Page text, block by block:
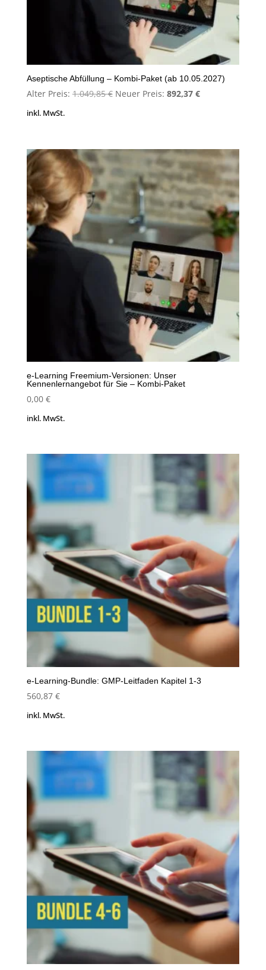
Aseptische Abfüllung – Kombi-Paket (ab 10.05.2027)
Alter Preis: 1.049,85€ Ursprünglicher
Neuer Preis: 892,37 €Aktueller
inkl. MwSt.
e-Learning Freemium-Versionen: Unser
Kennenlernangebot für Sie – Kombi-Paket
0,00 €
inkl. MwSt.
e-Learning-Bundle: GMP-Leitfaden Kapitel 1-3
560,87 €
inkl. MwSt.